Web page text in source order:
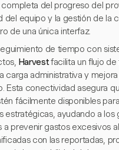
completa del progreso del
del equipo y la gestión de la
de una única interfaz.
de tiempo con
Harvestfacilita un flujo de
carga administrativa y
Esta conectividad asegura
fácilmente disponibles
estratégicas, ayudando a los
a prevenir gastos excesivos
con las reportadas,